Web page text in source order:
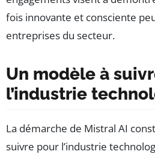
fois innovante et consciente
entreprises du secteur.
Un modèle à
l’industrie
La démarche de Mistral AI
suivre pour l’industrie